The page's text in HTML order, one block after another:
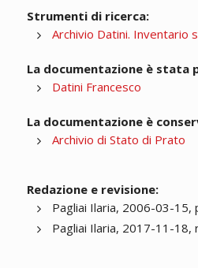
Strumenti di ricerca:
Archivio Datini. Inventario
La documentazione è stata
Datini Francesco
La documentazione è
Archivio di Stato di Prato
Redazione e revisione:
Pagliai Ilaria, 2006-03-15,
Pagliai Ilaria, 2017-11-18,